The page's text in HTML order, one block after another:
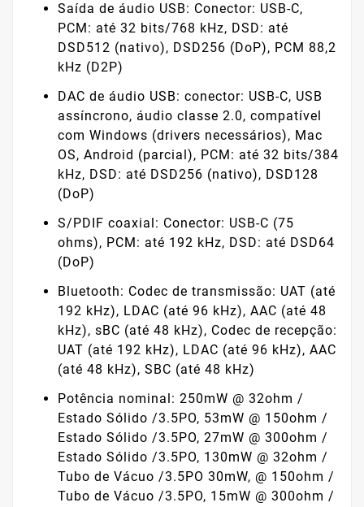
Saída de áudio USB: Conector: USB-C,
PCM: até 32 bits/768 kHz, DSD: até
DSD512 (nativo), DSD256 (DoP), PCM 88,2
kHz (D2P)
DAC de áudio USB: conector: USB-C, USB
assíncrono, áudio classe 2.0, compatível
com Windows (drivers necessários), Mac
OS, Android (parcial), PCM: até 32 bits/384
kHz, DSD: até DSD256 (nativo), DSD128
(DoP)
S/PDIF coaxial: Conector: USB-C (75
ohms), PCM: até 192 kHz, DSD: até DSD64
(DoP)
Bluetooth: Codec de transmissão: UAT (até
192 kHz), LDAC (até 96 kHz), AAC (até 48
kHz), sBC (até 48 kHz), Codec de recepção:
UAT (até 192 kHz), LDAC (até 96 kHz), AAC
(até 48 kHz), SBC (até 48 kHz)
Potência nominal: 250mW @ 32ohm /
Estado Sólido /3.5PO, 53mW @ 150ohm /
Estado Sólido /3.5PO, 27mW @ 300ohm /
Estado Sólido /3.5PO, 130mW @ 32ohm /
Tubo de Vácuo /3.5PO 30mW, @ 150ohm /
Tubo de Vácuo /3.5PO, 15mW @ 300ohm /